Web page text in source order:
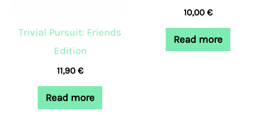
Trivial Pursuit: Friends
Edition
11,90 €
Read more
10,00 €
Read more